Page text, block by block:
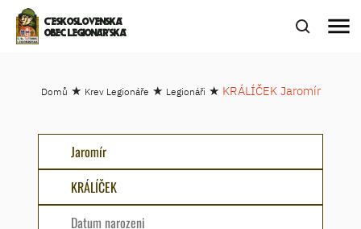
ČESKOSLOVENSKÁ
OBEC LEGIONÁŘSKÁ
menu
Domů ★ Krev Legionáře ★ Legionáři ★ KRÁLÍČEK Jaromír